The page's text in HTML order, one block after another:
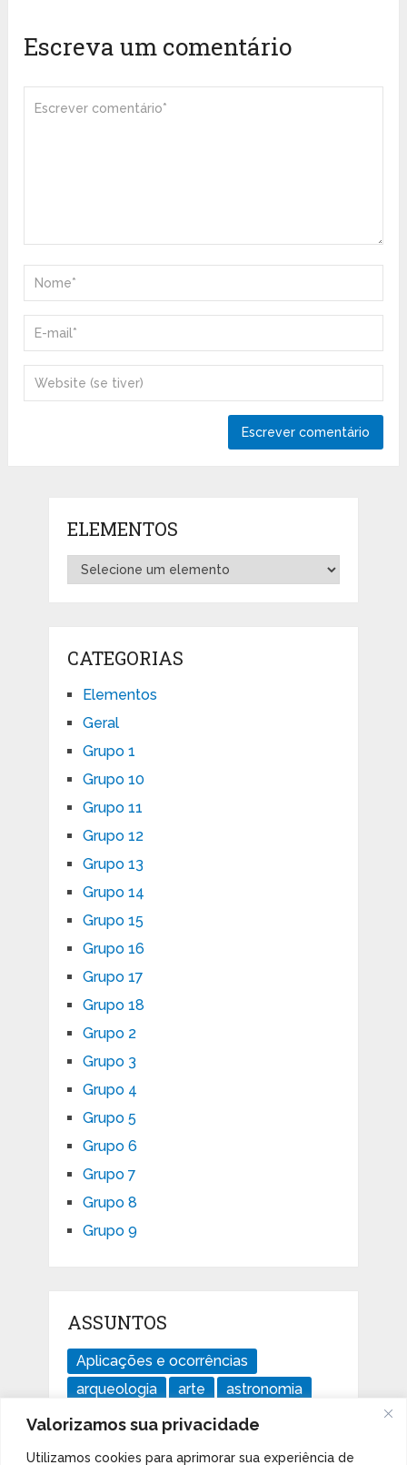
Valorizamos sua privacidade
Utilizamos cookies para aprimorar sua experiência de
Escreva um comentário
ELEMENTOS
CATEGORIAS
Elementos
Geral
Grupo 1
Grupo 10
Grupo 11
Grupo 12
Grupo 13
Grupo 14
Grupo 15
Grupo 16
Grupo 17
Grupo 18
Grupo 2
Grupo 3
Grupo 4
Grupo 5
Grupo 6
Grupo 7
Grupo 8
Grupo 9
ASSUNTOS
Aplicações e ocorrências
arqueologia
arte
astronomia
ensaios
geologia